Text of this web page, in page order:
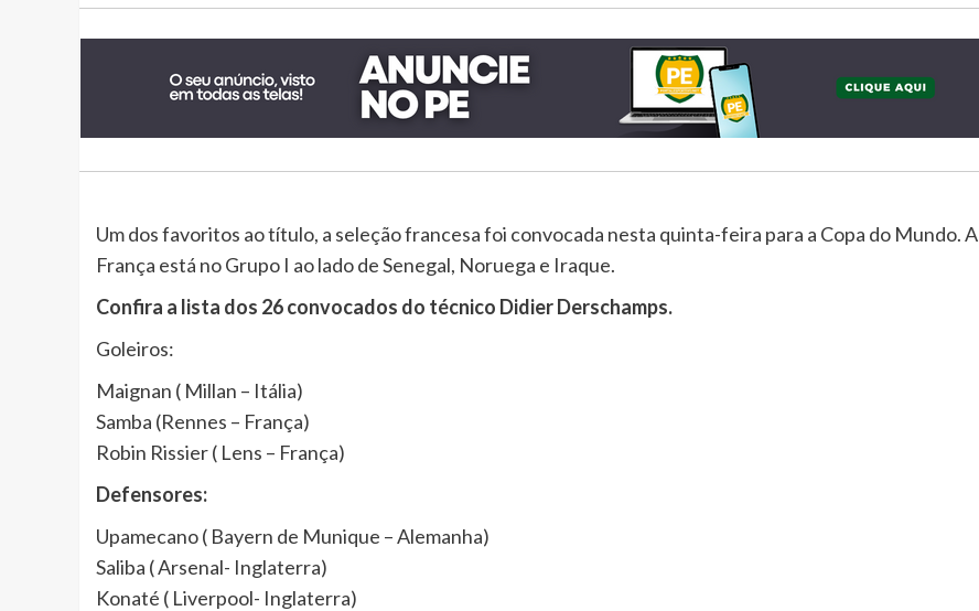
Um dos favoritos ao título, a seleção francesa foi convocada nesta quinta-feira para a Copa do Mundo. A
França está no Grupo I ao lado de Senegal, Noruega e Iraque.
Confira a lista dos 26 convocados do técnico Didier Derschamps.
Goleiros:
Maignan ( Millan – Itália)
Samba (Rennes – França)
Robin Rissier ( Lens – França)
Defensores:
Upamecano ( Bayern de Munique – Alemanha)
Saliba ( Arsenal- Inglaterra)
Konaté ( Liverpool- Inglaterra)